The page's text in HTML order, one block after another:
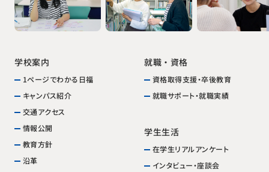
学校案内
1ページでわかる日福
キャンパス紹介
交通アクセス
情報公開
教育方針
沿革
就職・資格
資格取得支援・卒後教育
就職サポート・就職実績
学生生活
在学生リアルアンケート
インタビュー・座談会